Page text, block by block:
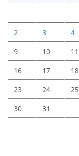
2 3 4
9 10 11
16 17 18
23 24 25
30 31